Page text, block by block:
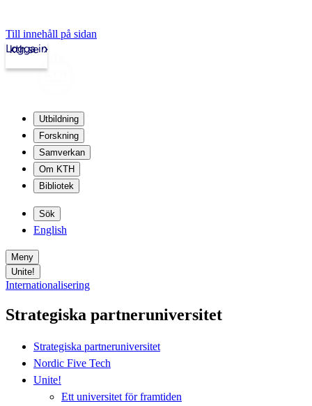
Till innehåll på sidan
kth.se
Logga in
Utbildning
Forskning
Samverkan
Om KTH
Bibliotek
Sök
English
Meny
Unite!
Internationalisering
Strategiska partneruniversitet
Strategiska partneruniversitet
Nordic Five Tech
Unite!
Ett universitet för framtiden